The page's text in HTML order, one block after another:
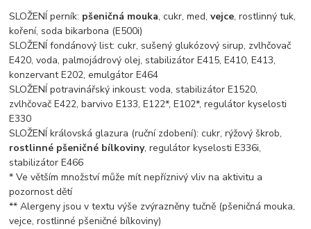
SLOŽENÍ perník: pšeničná mouka, cukr, med,vejce, rostlinný tuk,
koření, soda bikarbona (E500i)
SLOŽENÍ fondánový list: cukr, sušený glukózový sirup, zvlhčovač
E420, voda, palmojádrový olej, stabilizátor E415, E410, E413,
konzervant E202, emulgátor E464
SLOŽENÍ potravinářský inkoust: voda, stabilizátor E1520,
zvlhčovač E422, barvivo E133, E122*, E102*, regulátor kyselosti
E330
SLOŽENÍ královská glazura (ruční zdobení): cukr, rýžový škrob,
rostlinné pšeničné bílkoviny, regulátor kyselosti E336i,
stabilizátor E466
* Ve větším množství může mít nepříznivý vliv na aktivitu a
pozornost dětí
** Alergeny jsou v textu výše zvýrazněny tučně (pšeničná mouka,
vejce, rostlinné pšeničné bílkoviny)